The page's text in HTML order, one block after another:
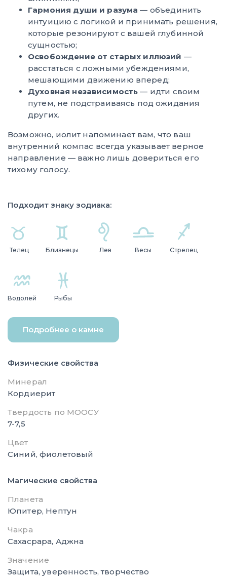
Гармония души и разума — объединить
интуицию с логикой и принимать решения,
которые резонируют с вашей глубинной
сущностью;
Освобождение от старых иллюзий —
расстаться с ложными убеждениями,
мешающими движению вперед;
Духовная независимость — идти своим
путем, не подстраиваясь под ожидания
других.
Возможно, иолит напоминает вам, что ваш
внутренний компас всегда указывает верное
направление — важно лишь довериться его
тихому голосу.
Подходит знаку зодиака:
Телец Близнецы Лев Весы Стрелец
Водолей Рыбы
Подробнее о камне
Физические свойства
Минерал
Кордиерит
Твердость по МООСУ
7-7,5
Цвет
Синий, фиолетовый
Магические свойства
Планета
Юпитер, Нептун
Чакра
Сахасрара, Аджна
Значение
Защита, уверенность, творчество